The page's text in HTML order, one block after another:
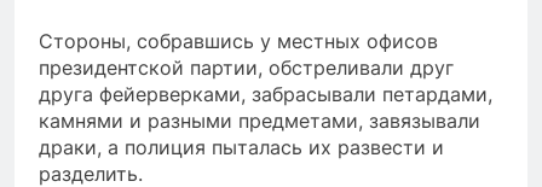
Стороны, собравшись у местных офисов
президентской партии, обстреливали друг
друга фейерверками, забрасывали петардами,
камнями и разными предметами, завязывали
драки, а полиция пыталась их развести и
разделить.